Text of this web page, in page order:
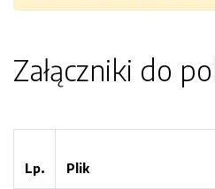
Załączniki do
Lp. Plik